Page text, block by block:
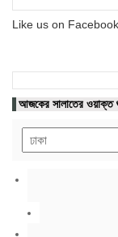
Like us on Facebook
আজকের সালাতের ওয়াক্ত